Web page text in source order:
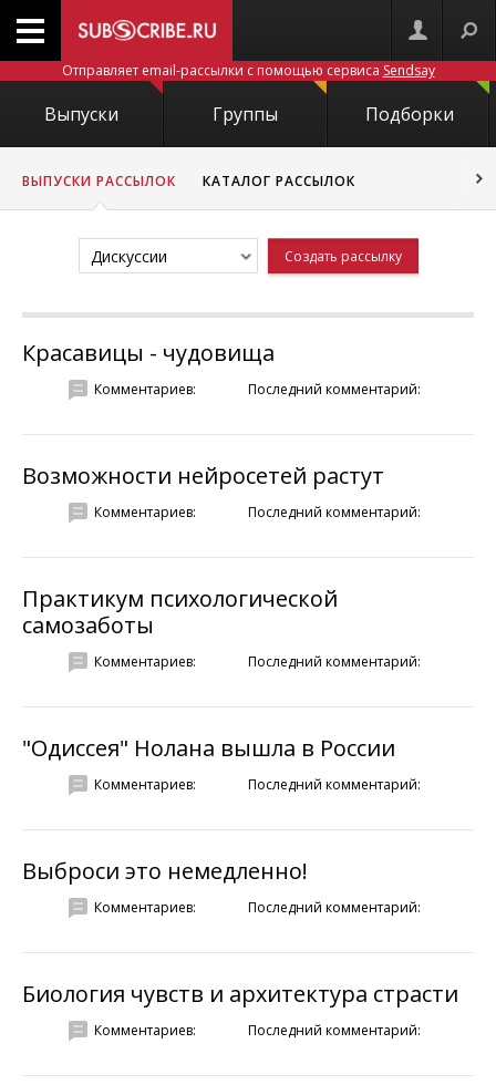
Отправляет email-рассылки с помощью сервиса Sendsay
Выпуски Группы Подборки
ВЫПУСКИ РАССЫЛОК КАТАЛОГ РАССЫЛОК
Дискуссии Создать рассылку
Красавицы - чудовища
Комментариев: Последний комментарий:
Возможности нейросетей растут
Комментариев: Последний комментарий:
Практикум психологической
самозаботы
Комментариев: Последний комментарий:
"Одиссея" Нолана вышла в России
Комментариев: Последний комментарий:
Выброси это немедленно!
Комментариев: Последний комментарий:
Биология чувств и архитектура страсти
Комментариев: Последний комментарий: